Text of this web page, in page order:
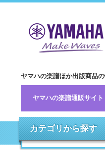
ヤマハの楽譜ほか出版商品の
ヤマハの楽譜通販サイト
カテゴリから探す